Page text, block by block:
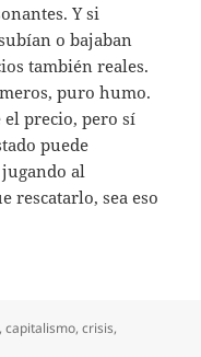
Y si
o bajaban
también reales.
puro humo.
precio, pero sí
puede
al
rescatarlo, sea eso
,capitalismo,crisis,